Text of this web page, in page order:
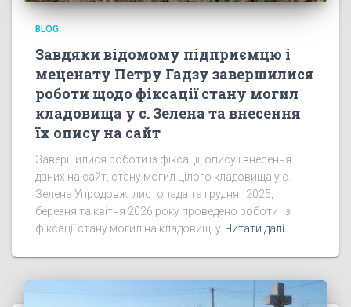
BLOG
Завдяки відомому підприємцю і
меценату Петру Гадзу завершилися
роботи щодо фіксації стану могил
кладовища у с. Зелена та внесення
їх опису на сайт
Завершилися роботи із фіксації, опису і внесення
даних на сайт, стану могил цілого кладовища у с.
Зелена Упродовж листопада та грудня 2025,
березня та квітня 2026 року проведено роботи із
фіксації стану могил на кладовищі у Читати далі